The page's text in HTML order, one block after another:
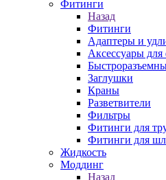
Фитинги
Назад
Фитинги
Адаптеры и
Аксессуары
Заглушки
Краны
Разветвители
Фильтры
Фитинги для
Фитинги для
Жидкость
Моддинг
Назад